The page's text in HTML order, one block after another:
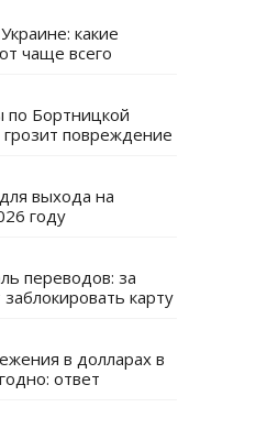
какие
чаще всего
по Бортницкой
повреждение
выхода на
году
переводов: за
карту
в долларах в
ответ